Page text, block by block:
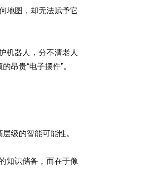
地图，却无法赋予它
机器人，分不清老人
昂贵“电子摆件”。
级的智能可能性。
知识储备，而在于像